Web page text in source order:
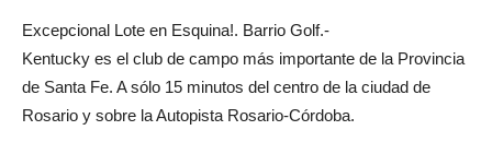
Excepcional Lote en Esquina!. Barrio Golf.-
Kentucky es el club de campo más importante de la Provincia
de Santa Fe. A sólo 15 minutos del centro de la ciudad de
Rosario y sobre la Autopista Rosario-Córdoba.